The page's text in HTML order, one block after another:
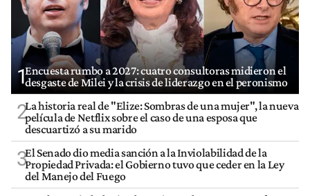
1Encuesta rumbo a 2027: cuatro consultoras midieron el
desgaste de Milei y la crisis de liderazgo en el peronismo
2La historia real de "Elize: Sombras de una mujer", la nueva
película de Netflix sobre el caso de una esposa que
descuartizó a su marido
3El Senado dio media sanción a la Inviolabilidad de la
Propiedad Privada: el Gobierno tuvo que ceder en la Ley
del Manejo del Fuego